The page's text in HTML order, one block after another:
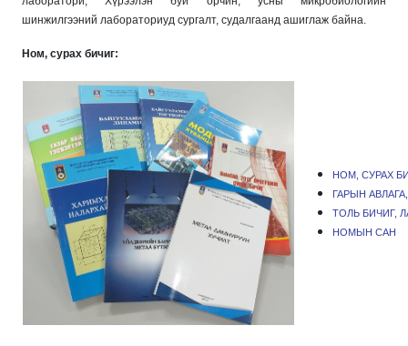
шинжилгээний лабораториуд сургалт, судалгаанд ашиглаж байна.
Ном, сурах бичиг:
НОМ, СУРАХ
ГАРЫН
ТОЛЬ БИЧИГ,
НОМЫН САН